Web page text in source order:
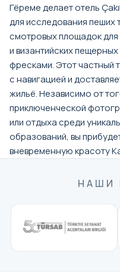
Гёреме делает отель
для исследования пеших
смотровых площадок
и византийских
фресками. Этот частный
с навигацией и
жильё. Независимо от
приключенческой
или отдыха среди
образований, вы
вневременную красоту
НАШИ